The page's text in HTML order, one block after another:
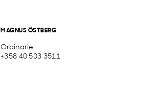
MAGNUS ÖSTBERG
Ordinarie
+358 40 503 3511